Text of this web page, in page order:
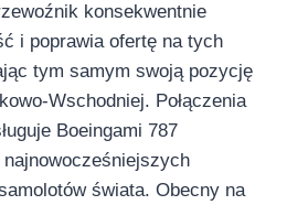
konsekwentnie
i poprawia ofertę na tych
tym samym swoją pozycję
Wschodniej. Połączenia
Boeingami 787
świata. Obecny na